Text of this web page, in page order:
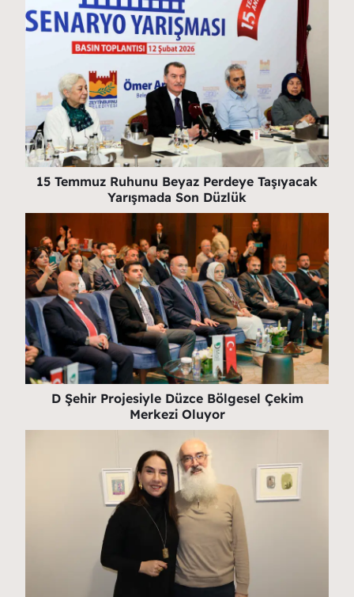
15 Temmuz Ruhunu Beyaz Perdeye Taşıyacak
Yarışmada Son Düzlük
D Şehir Projesiyle Düzce Bölgesel Çekim
Merkezi Oluyor